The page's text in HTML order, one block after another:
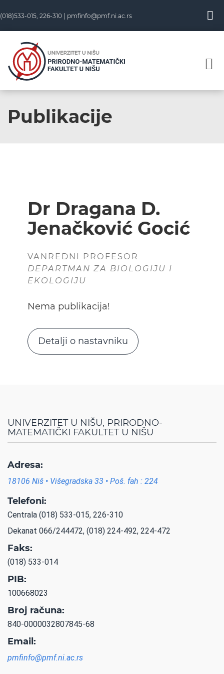
(018)533-015, 226-310 | pmfinfo@pmf.ni.ac.rs
Publikacije
Dr Dragana D.
Jenačković Gocić
VANREDNI PROFESOR
DEPARTMAN ZA BIOLOGIJU I
EKOLOGIJU
Nema publikacija!
Detalji o nastavniku
UNIVERZITET U NIŠU, PRIRODNO-
MATEMATIČKI FAKULTET U NIŠU
Adresa:
18106 Niš • Višegradska 33 • Poš. fah : 224
Telefoni:
Centrala (018) 533-015, 226-310
Dekanat 066/244472, (018) 224-492, 224-472
Faks:
(018) 533-014
PIB:
100668023
Broj računa:
840-0000032807845-68
Email:
pmfinfo@pmf.ni.ac.rs